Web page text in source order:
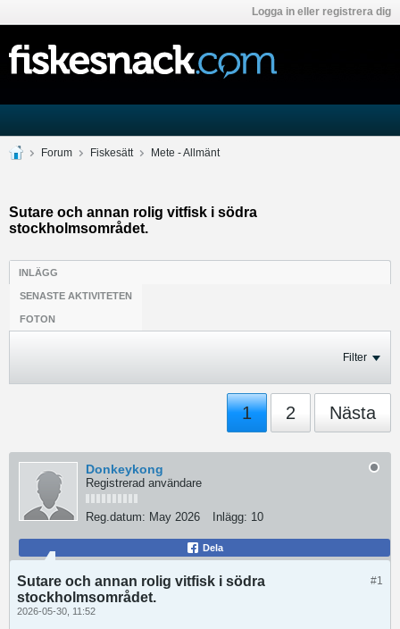
Logga in eller registrera dig
Forum Fiskesätt Mete - Allmänt
Sutare och annan rolig vitfisk i södra
stockholmsområdet.
INLÄGG
SENASTE AKTIVITETEN
FOTON
Filter
1 2 Nästa
Donkeykong
Registrerad användare
Reg.datum: May 2026 Inlägg: 10
Dela
#1
Sutare och annan rolig vitfisk i södra
stockholmsområdet.
2026-05-30, 11:52